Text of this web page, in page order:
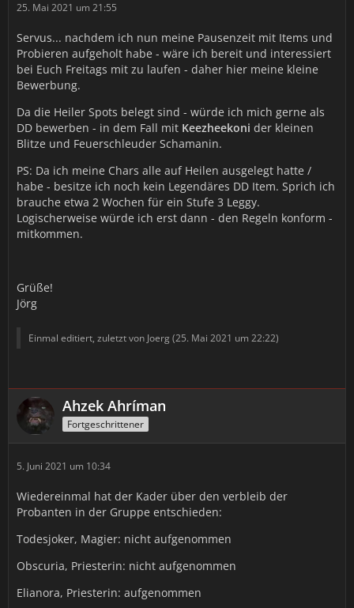
25. Mai 2021 um 21:55
Servus... nachdem ich nun meine Pausenzeit mit Items und
Probieren aufgeholt habe - wäre ich bereit und interessiert
bei Euch Freitags mit zu laufen - daher hier meine kleine
Bewerbung.
Da die Heiler Spots belegt sind - würde ich mich gerne als
DD bewerben - in dem Fall mit Keezheekoni der kleinen
Blitze und Feuerschleuder Schamanin.
PS: Da ich meine Chars alle auf Heilen ausgelegt hatte /
habe - besitze ich noch kein Legendäres DD Item. Sprich ich
brauche etwa 2 Wochen für ein Stufe 3 Leggy.
Logischerweise würde ich erst dann - den Regeln konform -
mitkommen.
Grüße!
Jörg
Einmal editiert, zuletzt von Joerg (25. Mai 2021 um 22:22)
Ahzek Ahríman
Fortgeschrittener
5. Juni 2021 um 10:34
Wiedereinmal hat der Kader über den verbleib der
Probanten in der Gruppe entschieden:
Todesjoker, Magier: nicht aufgenommen
Obscuria, Priesterin: nicht aufgenommen
Elianora, Priesterin: aufgenommen